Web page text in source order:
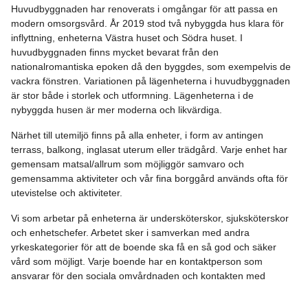
Huvudbyggnaden har renoverats i omgångar för att passa en
modern omsorgsvård. År 2019 stod två nybyggda hus klara för
inflyttning, enheterna Västra huset och Södra huset. I
huvudbyggnaden finns mycket bevarat från den
nationalromantiska epoken då den byggdes, som exempelvis de
vackra fönstren. Variationen på lägenheterna i huvudbyggnaden
är stor både i storlek och utformning. Lägenheterna i de
nybyggda husen är mer moderna och likvärdiga.
Närhet till utemiljö finns på alla enheter, i form av antingen
terrass, balkong, inglasat uterum eller trädgård. Varje enhet har
gemensam matsal/allrum som möjliggör samvaro och
gemensamma aktiviteter och vår fina borggård används ofta för
utevistelse och aktiviteter.
Vi som arbetar på enheterna är undersköterskor, sjuksköterskor
och enhetschefer. Arbetet sker i samverkan med andra
yrkeskategorier för att de boende ska få en så god och säker
vård som möjligt. Varje boende har en kontaktperson som
ansvarar för den sociala omvårdnaden och kontakten med